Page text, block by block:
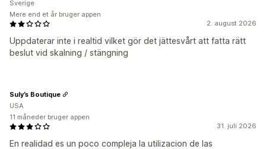
2. august 2026
Uppdaterar inte i realtid vilket gör det jättesvårt att fatta rätt
beslut vid skalning / stängning
Sverige
Mere end et år bruger appen
31. juli 2026
En realidad es un poco compleja la utilizacion de las
Suly’s Boutique
USA
11 måneder bruger appen